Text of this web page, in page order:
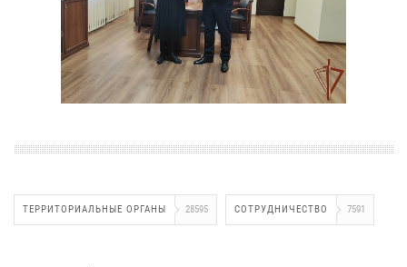
ТЕРРИТОРИАЛЬНЫЕ ОРГАНЫ 28595 СОТРУДНИЧЕСТВО 7591